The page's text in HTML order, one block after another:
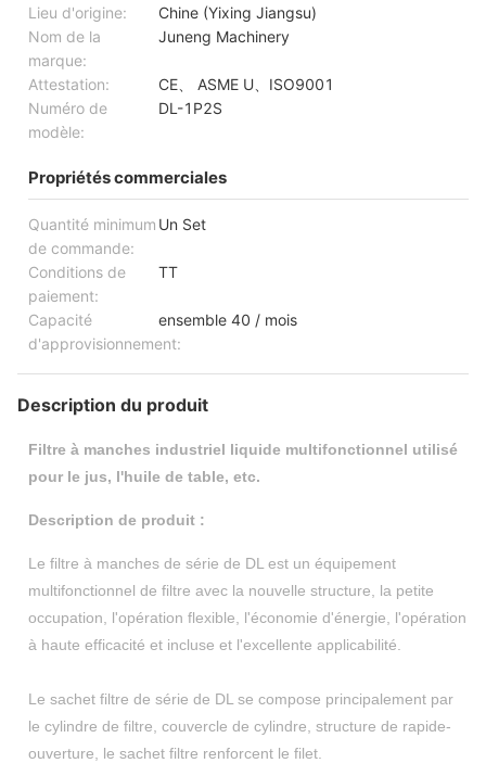
Lieu d'origine:
Chine (Yixing Jiangsu)
Nom de la
marque:
Juneng Machinery
Attestation:
CE、 ASME U、ISO9001
Numéro de
modèle:
DL-1P2S
Propriétés commerciales
Quantité minimum
de commande:
Un Set
Conditions de
paiement:
TT
Capacité
d'approvisionnement:
ensemble 40 / mois
Description du produit
Filtre à manches industriel liquide multifonctionnel utilisé
pour le jus, l'huile de table, etc.
Description de produit :
Le filtre à manches de série de DL est un équipement
multifonctionnel de filtre avec la nouvelle structure, la petite
occupation, l'opération flexible, l'économie d'énergie, l'opération
à haute efficacité et incluse et l'excellente applicabilité.
Le sachet filtre de série de DL se compose principalement par
le cylindre de filtre, couvercle de cylindre, structure de rapide-
ouverture, le sachet filtre renforcent le filet.